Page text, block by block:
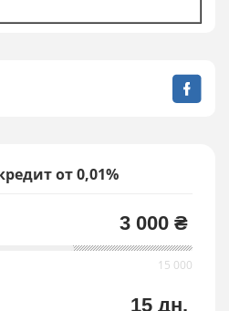
от 0,01%
3 000 ₴
15 дн.